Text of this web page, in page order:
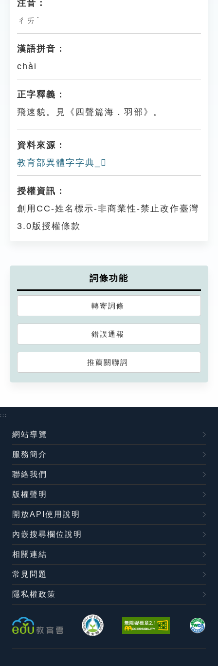
注音：
ㄔㄞˋ
漢語拼音：
chài
正字釋義：
飛速貌。見《四聲篇海．羽部》。
資料來源：
教育部異體字字典_𦑏
授權資訊：
創用CC-姓名標示-非商業性-禁止改作臺灣
3.0版授權條款
詞條功能
轉寄詞條
錯誤通報
推薦關聯詞
:::
網站導覽
服務簡介
聯絡我們
版權聲明
開放API使用說明
內嵌搜尋欄位說明
相關連結
常見問題
隱私權政策